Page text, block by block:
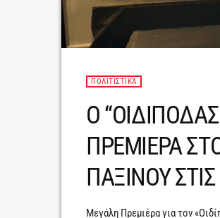
ΠΟΛΙΤΙΣΤΙΚΆ
Ο
ΠΡΕΜΙΕΡΑ
ΠΑΞΙΝΟΥ
Μεγάλη Πρεμιέρα για τον